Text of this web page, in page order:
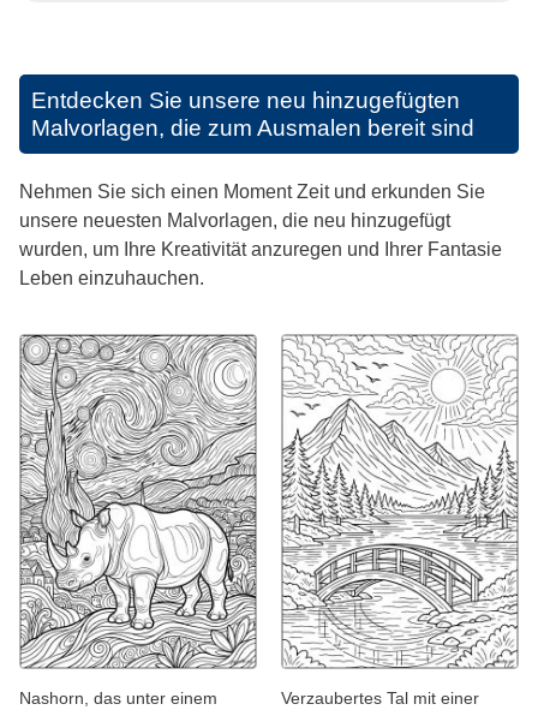
Entdecken Sie unsere neu hinzugefügten
Malvorlagen, die zum Ausmalen bereit sind
Nehmen Sie sich einen Moment Zeit und erkunden Sie
unsere neuesten Malvorlagen, die neu hinzugefügt
wurden, um Ihre Kreativität anzuregen und Ihrer Fantasie
Leben einzuhauchen.
Nashorn, das unter einem
Verzaubertes Tal mit einer